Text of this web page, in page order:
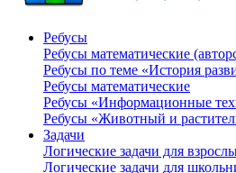
Ребусы
Ребусы математические
Ребусы по теме «История
Ребусы математические
Ребусы «Информационные
Ребусы «Животный и
Задачи
Логические задачи для
Логические задачи для